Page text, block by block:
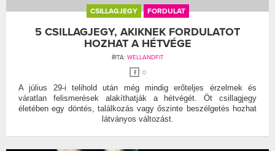
CSILLAGJEGY FORDULAT
5 CSILLAGJEGY, AKIKNEK FORDULATOT
HOZHAT A HÉTVÉGE
ÍRTA: WELLANDFIT
0
A július 29-i telihold után még mindig erőteljes érzelmek és
váratlan felismerések alakíthatják a hétvégét. Öt csillagjegy
életében egy döntés, találkozás vagy őszinte beszélgetés hozhat
látványos változást.